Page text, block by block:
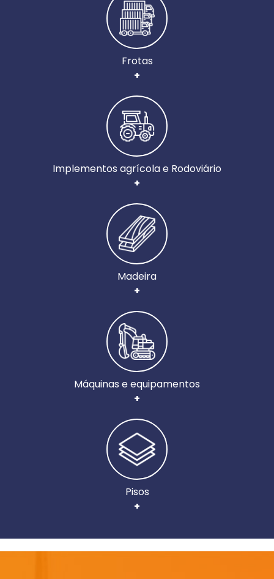
Frotas
+
Implementos agrícola e Rodoviário
+
Madeira
+
Máquinas e equipamentos
+
Pisos
+